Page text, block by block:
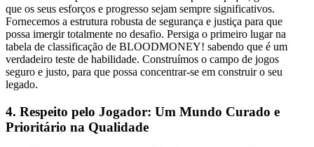
que os seus esforços e progresso sejam sempre significativos.
Fornecemos a estrutura robusta de segurança e justiça para que
possa imergir totalmente no desafio. Persiga o primeiro lugar na
tabela de classificação de BLOODMONEY! sabendo que é um
verdadeiro teste de habilidade. Construímos o campo de jogos
seguro e justo, para que possa concentrar-se em construir o seu
legado.
4. Respeito pelo Jogador: Um Mundo Curado e
Prioritário na Qualidade